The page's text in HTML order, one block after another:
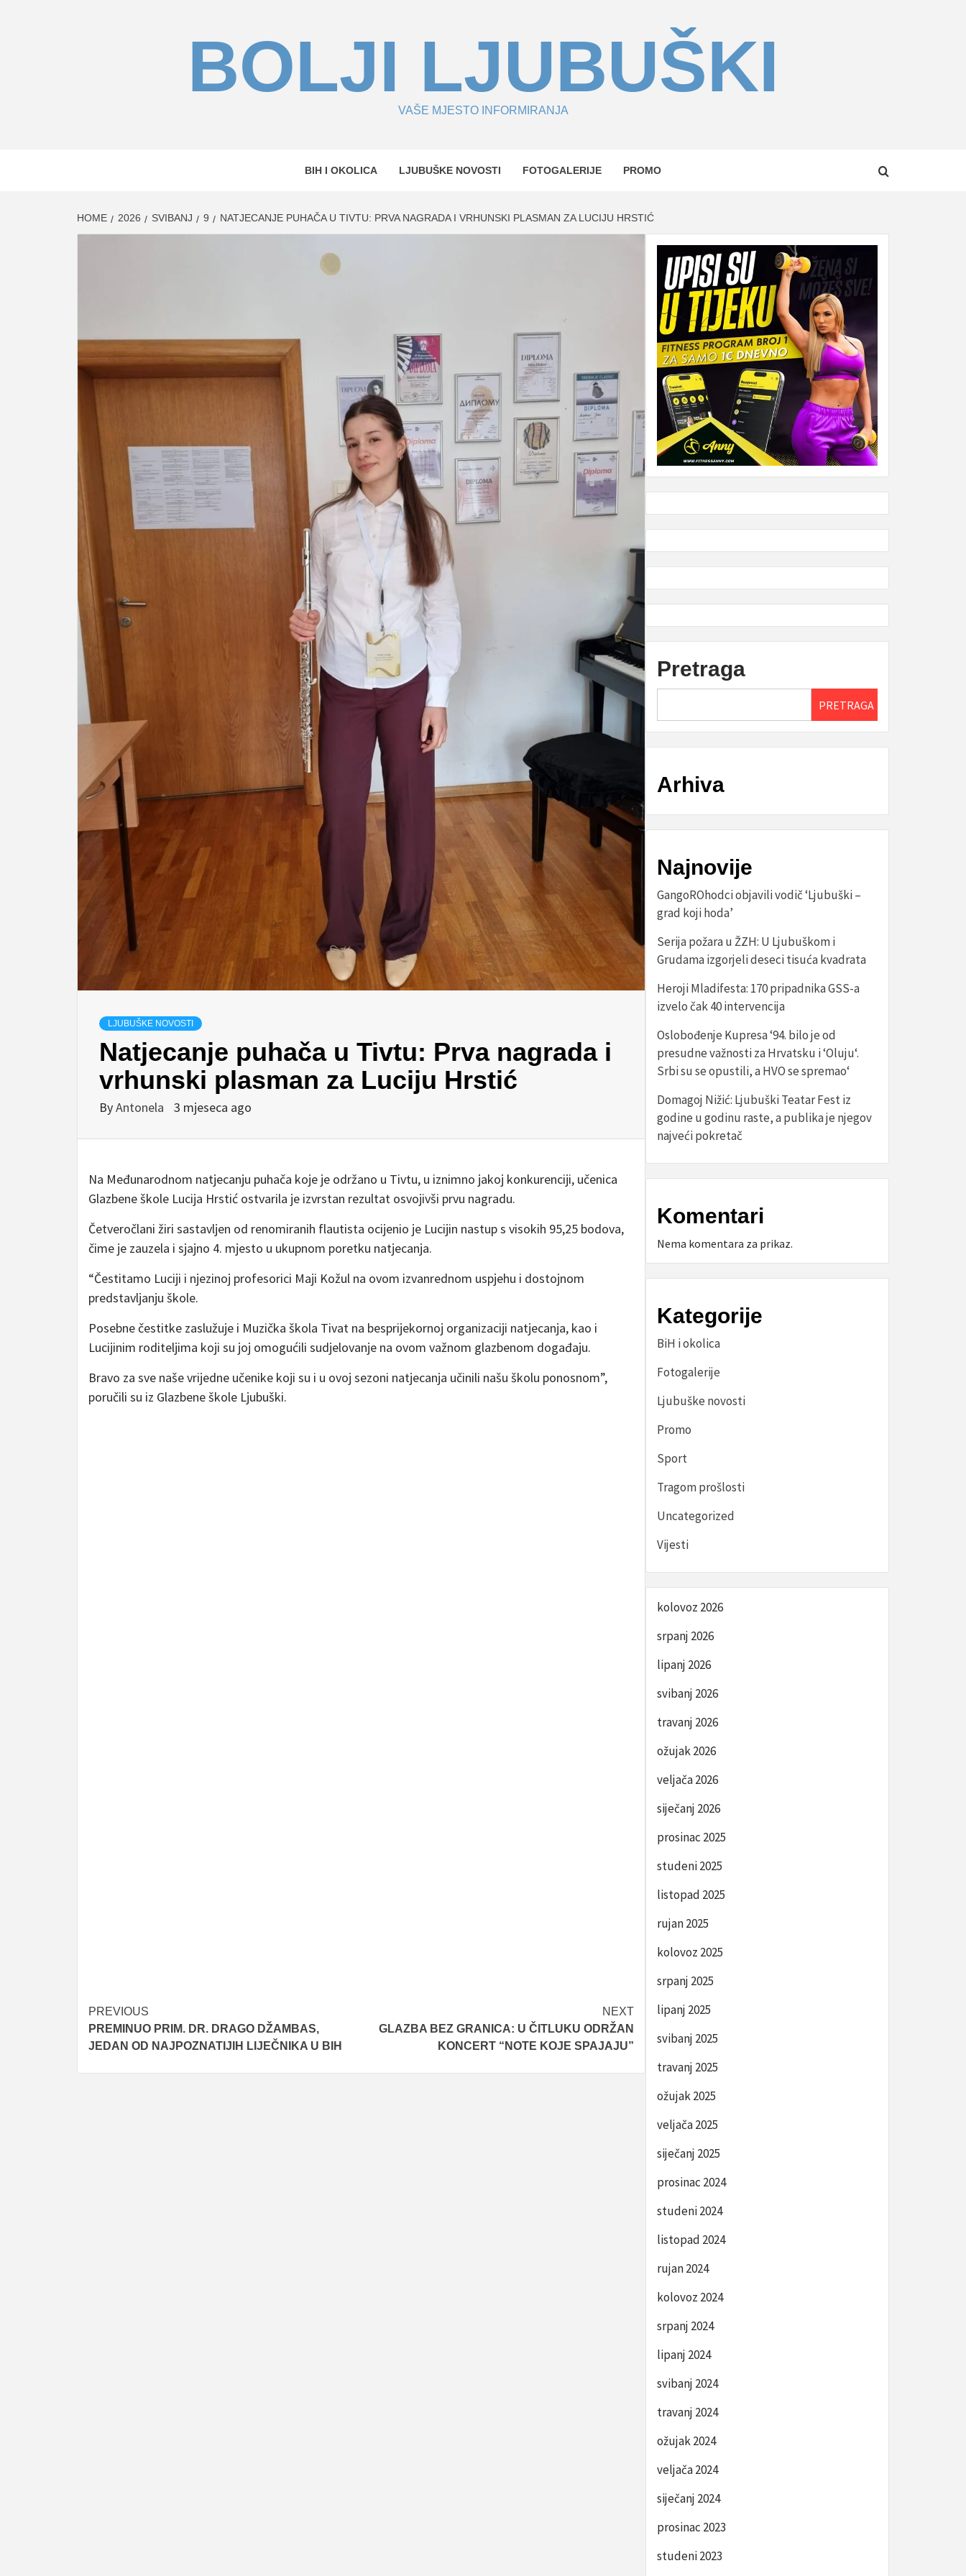
BOLJI LJUBUŠKI
VAŠE MJESTO INFORMIRANJA
BIH I OKOLICA LJUBUŠKE NOVOSTI FOTOGALERIJE PROMO
HOME 2026 SVIBANJ 9 NATJECANJE PUHAČA U TIVTU: PRVA NAGRADA I VRHUNSKI PLASMAN ZA LUCIJU HRSTIĆ
LJUBUŠKE NOVOSTI
Natjecanje puhača u Tivtu: Prva nagrada i
vrhunski plasman za Luciju Hrstić
ByAntonela 3 mjeseca ago
Na Međunarodnom natjecanju puhača koje je održano u Tivtu, u iznimno jakoj konkurenciji, učenica
Glazbene škole Lucija Hrstić ostvarila je izvrstan rezultat osvojivši prvu nagradu.
Četveročlani žiri sastavljen od renomiranih flautista ocijenio je Lucijin nastup s visokih 95,25 bodova,
čime je zauzela i sjajno 4. mjesto u ukupnom poretku natjecanja.
“Čestitamo Luciji i njezinoj profesorici Maji Kožul na ovom izvanrednom uspjehu i dostojnom
predstavljanju škole.
Posebne čestitke zaslužuje i Muzička škola Tivat na besprijekornoj organizaciji natjecanja, kao i
Lucijinim roditeljima koji su joj omogućili sudjelovanje na ovom važnom glazbenom događaju.
Bravo za sve naše vrijedne učenike koji su i u ovoj sezoni natjecanja učinili našu školu ponosnom”,
poručili su iz Glazbene škole Ljubuški.
Post
navigation
PREVIOUS
PREMINUO PRIM. DR. DRAGO DŽAMBAS,
JEDAN OD NAJPOZNATIJIH LIJEČNIKA U BIH
NEXT
GLAZBA BEZ GRANICA: U ČITLUKU ODRŽAN
KONCERT “NOTE KOJE SPAJAJU”
Pretraga
PRETRAGA
Arhiva
Najnovije
GangoROhodci objavili vodič ‘Ljubuški –
grad koji hoda’
Serija požara u ŽZH: U Ljubuškom i
Grudama izgorjeli deseci tisuća kvadrata
Heroji Mladifesta: 170 pripadnika GSS-a
izvelo čak 40 intervencija
Oslobođenje Kupresa ‘94. bilo je od
presudne važnosti za Hrvatsku i ‘Oluju‘.
Srbi su se opustili, a HVO se spremao‘
Domagoj Nižić: Ljubuški Teatar Fest iz
godine u godinu raste, a publika je njegov
najveći pokretač
Komentari
Nema komentara za prikaz.
Kategorije
BiH i okolica
Fotogalerije
Ljubuške novosti
Promo
Sport
Tragom prošlosti
Uncategorized
Vijesti
kolovoz 2026
srpanj 2026
lipanj 2026
svibanj 2026
travanj 2026
ožujak 2026
veljača 2026
siječanj 2026
prosinac 2025
studeni 2025
listopad 2025
rujan 2025
kolovoz 2025
srpanj 2025
lipanj 2025
svibanj 2025
travanj 2025
ožujak 2025
veljača 2025
siječanj 2025
prosinac 2024
studeni 2024
listopad 2024
rujan 2024
kolovoz 2024
srpanj 2024
lipanj 2024
svibanj 2024
travanj 2024
ožujak 2024
veljača 2024
siječanj 2024
prosinac 2023
studeni 2023